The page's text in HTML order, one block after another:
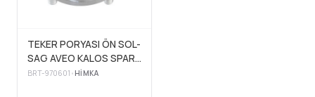
TEKER PORYASI ÖN SOL-
SAG AVEO KALOS SPARK
1.4 03-08 (4X100
BRT-970601 • HIMKA